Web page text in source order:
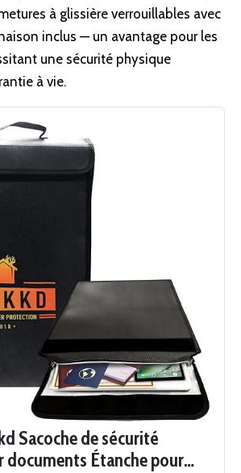
à glissière verrouillables avec
inclus — un avantage pour les
une sécurité physique
à vie.
Sacoche de sécurité
documents Étanche pour